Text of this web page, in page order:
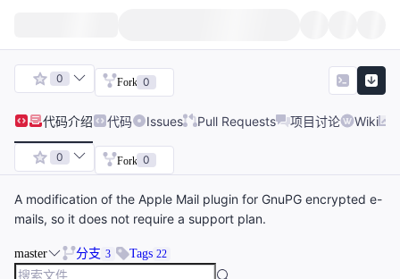
0 Fork 0
代码介绍 代码 Issues Pull Requests 项目讨论 Wiki
0 Fork 0
A modification of the Apple Mail plugin for GnuPG encrypted e-
mails, so it does not require a support plan.
master 分支 3 Tags 22